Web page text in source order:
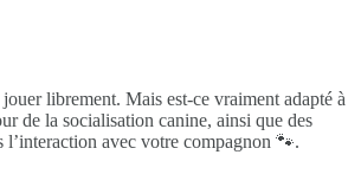
librement. Mais est-ce vraiment adapté à
de la socialisation canine, ainsi que des
l’interaction avec votre compagnon 🐾.